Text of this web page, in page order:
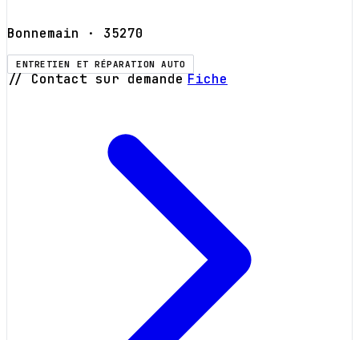
Bonnemain · 35270
ENTRETIEN ET RÉPARATION AUTO
// Contact sur demande Fiche